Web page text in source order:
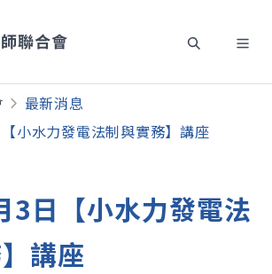
最新消息
小水力發電法制與實務】講座
3日【小水力發電法
講座